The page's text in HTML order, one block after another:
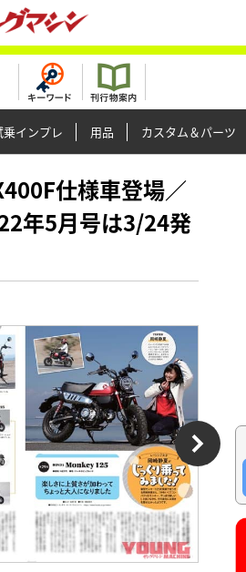
乗インプレ 用品 カスタム＆パーツ
仕様車登場／
年5月号は3/24発